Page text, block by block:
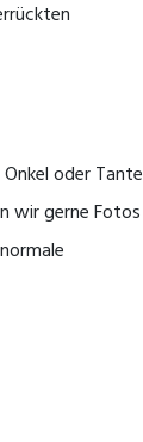
oder Tante
wir gerne Fotos